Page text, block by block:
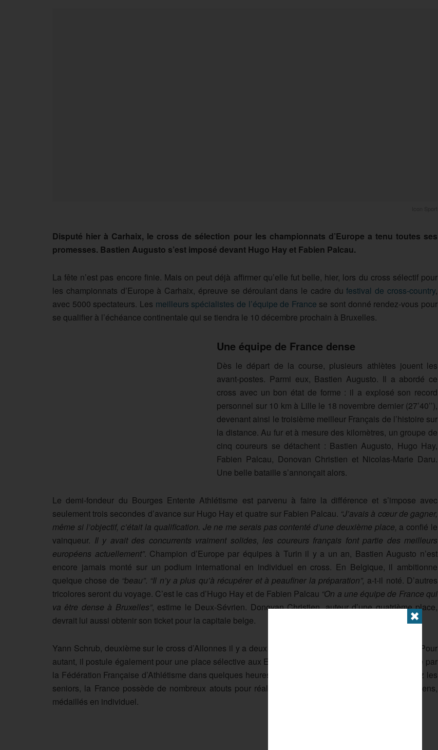
Disputé hier à Carhaix, le cross de sélection pour les championnats d’Europe a tenu toutes ses
promesses. Bastien Augusto s’est imposé devant Hugo Hay et Fabien Palcau.
La fête n’est pas encore finie. Mais on peut déjà affirmer qu’elle fut belle, hier, lors du cross sélectif pour
les championnats d’Europe à Carhaix, épreuve se déroulant dans le cadre dufestival de cross-country,
avec 5000 spectateurs. Les meilleurs spécialistes de l’équipe de France se sont donné rendez-vous pour
se qualifier à l’échéance continentale qui se tiendra le 10 décembre prochain à Bruxelles.
Une équipe de France dense
Dès le départ de la course, plusieurs athlètes jouent les
avant-postes. Parmi eux, Bastien Augusto. Il a abordé ce
cross avec un bon état de forme : il a explosé son record
personnel sur 10 km à Lille le 18 novembre dernier (27’40’’),
devenant ainsi le troisième meilleur Français de l’histoire sur
la distance. Au fur et à mesure des kilomètres, un groupe de
cinq coureurs se détachent : Bastien Augusto, Hugo Hay,
Fabien Palcau, Donovan Christien et Nicolas-Marie Daru.
Une belle bataille s’annonçait alors.
Le demi-fondeur du Bourges Entente Athlétisme est parvenu à faire la différence et s’impose avec
seulement trois secondes d’avance sur Hugo Hay et quatre sur Fabien Palcau. “J’avais à cœur de gagner,
même si l’objectif, c’était la qualification. Je ne me serais pas contenté d’une deuxième place, a confié le
vainqueur. Il y avait des concurrents vraiment solides, les coureurs français font partie des meilleurs
européens actuellement”. Champion d’Europe par équipes à Turin il y a un an, Bastien Augusto n’est
encore jamais monté sur un podium international en individuel en cross. En Belgique, il ambitionne
quelque chose de “beau”. “Il n’y a plus qu’à récupérer et à peaufiner la préparation”, a-t-il noté. D’autres
tricolores seront du voyage. C’est le cas d’Hugo Hay et de Fabien Palcau “On a une équipe de France qui
va être dense à Bruxelles”, estime le Deux-Sévrien. Donovan Christien, auteur d’une quatrième place,
devrait lui aussi obtenir son ticket pour la capitale belge.
Yann Schrub, deuxième sur le cross d’Allonnes il y a deux semaines, n’était pas présent à Carhaix. Pour
autant, il postule également pour une place sélective aux Europe, sélection qui devrait être annoncée par
la Fédération Française d’Athlétisme dans quelques heures. Double tenante du titre par équipes chez les
seniors, la France possède de nombreux atouts pour réaliser le triplé. Et voir peut-être, l’un des siens,
médaillés en individuel.
✖